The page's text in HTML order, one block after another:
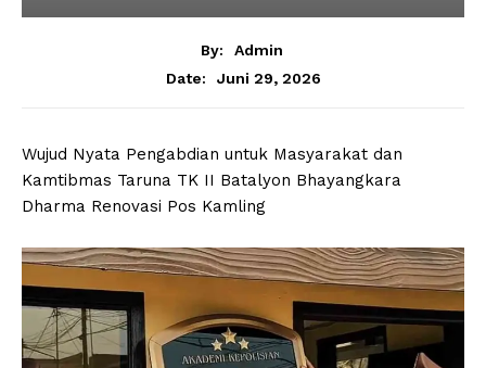
By:
Admin
Date:
Juni 29, 2026
Wujud Nyata Pengabdian untuk Masyarakat dan
Kamtibmas Taruna TK II Batalyon Bhayangkara
Dharma Renovasi Pos Kamling